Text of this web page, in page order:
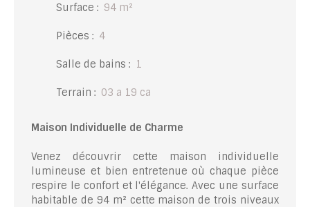
Surface : 94 m²
Pièces : 4
Salle de bains : 1
Terrain : 03 a 19 ca
Maison Individuelle de Charme
Venez découvrir cette maison individuelle
lumineuse et bien entretenue où chaque pièce
respire le confort et l'élégance. Avec une surface
habitable de 94 m² cette maison de trois niveaux